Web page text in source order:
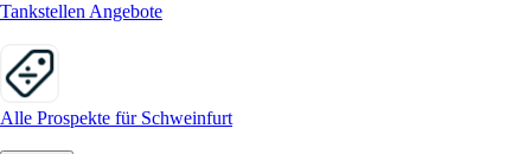
Tankstellen Angebote
Alle Prospekte für Schweinfurt